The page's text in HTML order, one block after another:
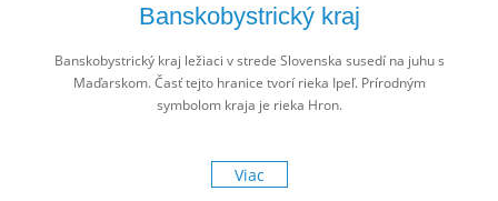
Banskobystrický kraj
Banskobystrický kraj ležiaci v strede Slovenska susedí na juhu s
Maďarskom. Časť tejto hranice tvorí rieka Ipeľ. Prírodným
symbolom kraja je rieka Hron.
Viac